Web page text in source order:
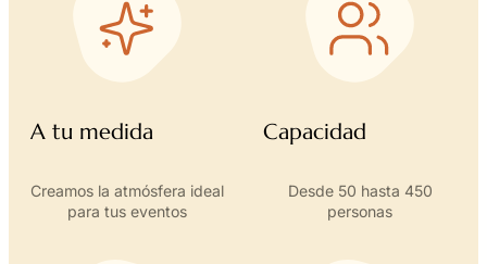
A tu medida
Creamos la atmósfera ideal
para tus eventos
Capacidad
Desde 50 hasta 450
personas